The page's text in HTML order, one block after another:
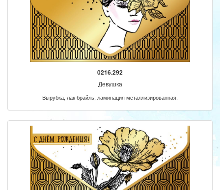
0216.292
Девушка
Вырубка, лак брайль, ламинация металлизированная.